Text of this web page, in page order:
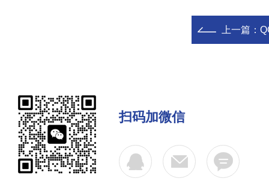
上一篇：
扫码加微信